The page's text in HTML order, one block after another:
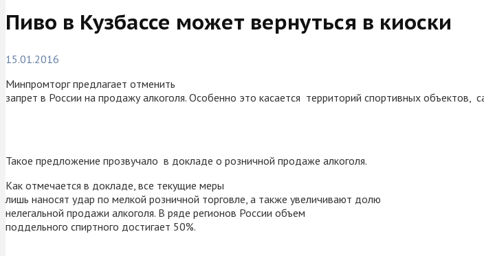
Пиво в Кузбассе может вернуться в киоски
15.01.2016
Минпромторг предлагает отменить
запрет в России на продажу алкоголя. Особенно это касается территорий спортивных объектов,
Такое предложение прозвучало в докладе о розничной продаже алкоголя.
Как отмечается в докладе, все текущие меры
лишь наносят удар по мелкой розничной торговле, а также увеличивают долю
нелегальной продажи алкоголя. В ряде регионов России объем
поддельного спиртного достигает 50%.